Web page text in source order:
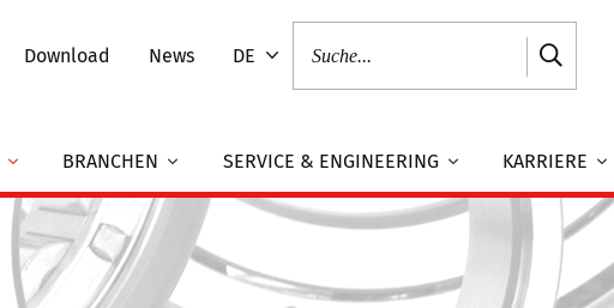
Download News DE
BRANCHEN SERVICE & ENGINEERING KARRIERE